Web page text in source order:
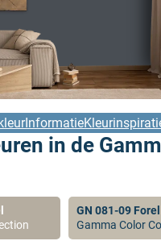
Informatie
in de
GN 081-09 Forel
Gamma Color